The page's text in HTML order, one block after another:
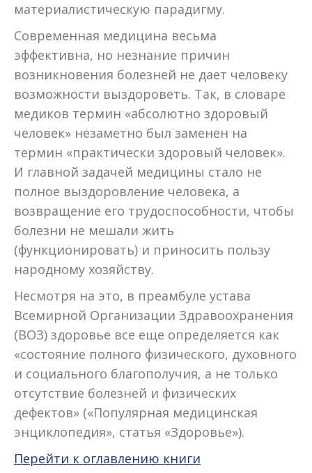
материалистическую парадигму.
Современная медицина весьма
эффективна, но незнание причин
возникновения болезней не дает человеку
возможности выздороветь. Так, в словаре
медиков термин «абсолютно здоровый
человек» незаметно был заменен на
термин «практически здоровый человек».
И главной задачей медицины стало не
полное выздоровление человека, а
возвращение его трудоспособности, чтобы
болезни не мешали жить
(функционировать) и приносить пользу
народному хозяйству.
Несмотря на это, в преамбуле устава
Всемирной Организации Здравоохранения
(ВОЗ) здоровье все еще определяется как
«состояние полного физического, духовного
и социального благополучия, а не только
отсутствие болезней и физических
дефектов» («Популярная медицинская
энциклопедия», статья «Здоровье»).
Перейти к оглавлению книги